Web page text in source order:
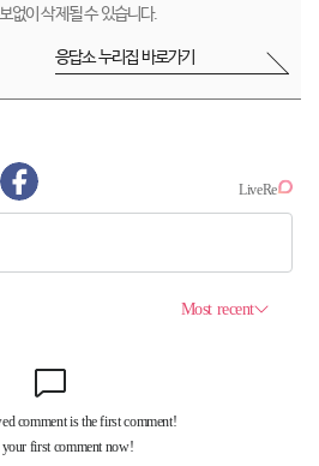
없이 삭제될 수 있습니다.
응답소 누리집 바로가기